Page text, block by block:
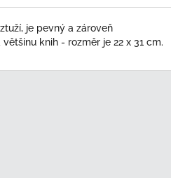
je pevný a zároveň
knih - rozměr je 22 x 31 cm.